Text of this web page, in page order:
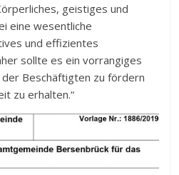
geistiges und
eine wesentliche
und effizientes
sollte es ein vorrangiges
Beschäftigten zu fördern
zu erhalten.“